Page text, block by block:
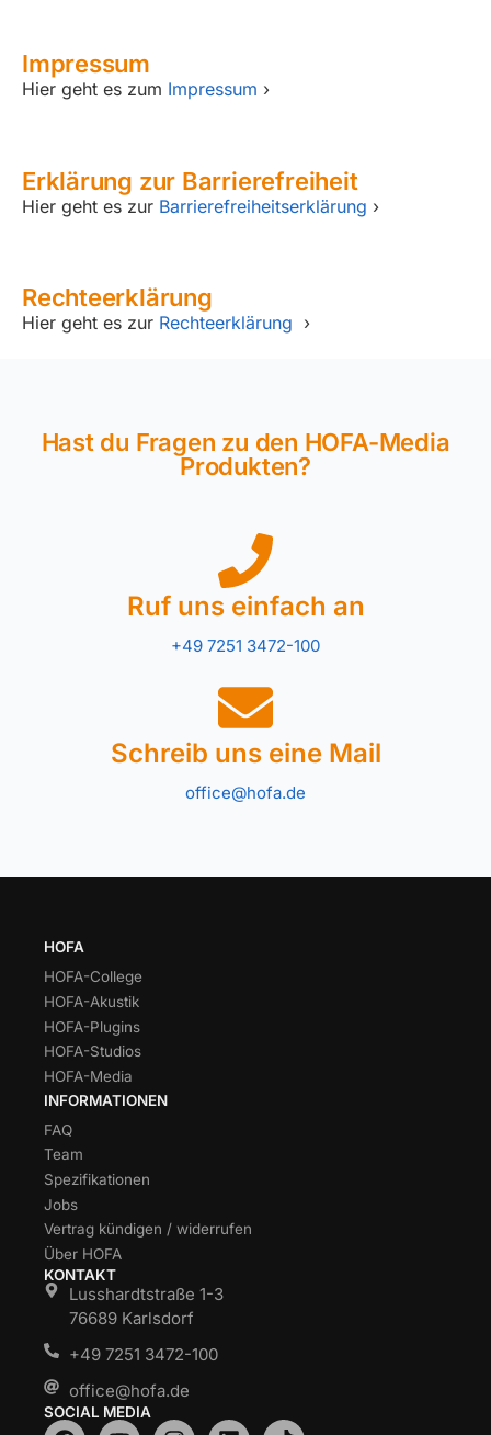
Impressum
Hier geht es zum Impressum ›
Erklärung zur Barrierefreiheit
Hier geht es zur Barrierefreiheitserklärung ›
Rechteerklärung
Hier geht es zur Rechteerklärung ›
Hast du Fragen zu den HOFA-Media
Produkten?
Ruf uns einfach an
+49 7251 3472-100
Schreib uns eine Mail
office@hofa.de
HOFA
HOFA-College
HOFA-Akustik
HOFA-Plugins
HOFA-Studios
HOFA-Media
INFORMATIONEN
FAQ
Team
Spezifikationen
Jobs
Vertrag kündigen / widerrufen
Über HOFA
KONTAKT
Lusshardtstraße 1-3
76689 Karlsdorf
+49 7251 3472-100
office@hofa.de
SOCIAL MEDIA